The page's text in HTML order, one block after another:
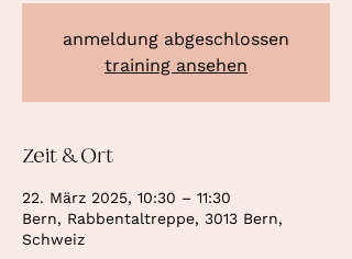
anmeldung abgeschlossen
training ansehen
Zeit & Ort
22. März 2025, 10:30 – 11:30
Bern, Rabbentaltreppe, 3013 Bern,
Schweiz